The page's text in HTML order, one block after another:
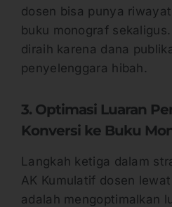
dosen bisa punya
buku monograf
diraih karena dana
penyelenggara hibah.
3. Optimasi Luaran
Konversi ke Buku
Langkah ketiga dalam
AK Kumulatif dosen
adalah mengoptimalkan